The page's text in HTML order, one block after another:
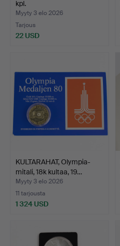
kpl.
Myyty 3 elo 2026
Tarjous
22 USD
KULTARAHAT, Olympia-
mitali, 18k kultaa, 19…
Myyty 3 elo 2026
11 tarjousta
1 324 USD